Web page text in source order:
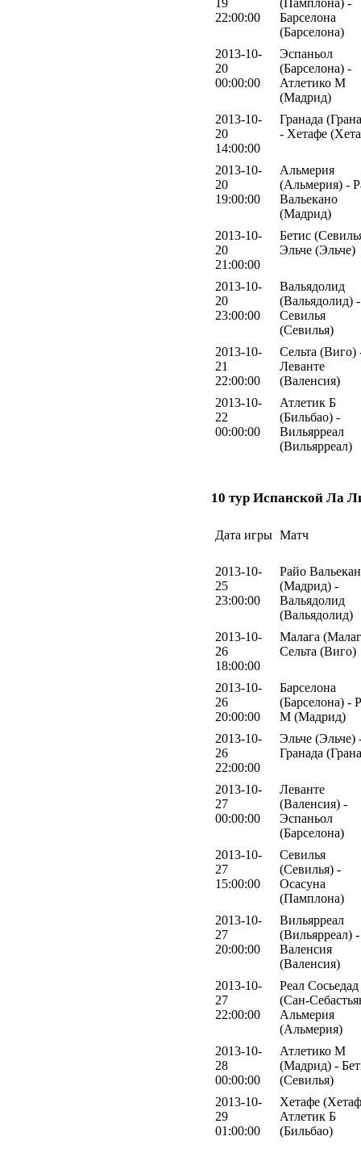
22:00:00
Барселона
(Барселона)
2013-10-
20
00:00:00
Эспаньол
(Барселона) -
Атлетико М
(Мадрид)
2013-10-
20
14:00:00
Гранада
- Хетафе
2013-10-
20
19:00:00
Альмерия
(Альмерия) -
Вальекано
(Мадрид)
2013-10-
20
21:00:00
Бетис
Эльче (Эльче)
2013-10-
20
23:00:00
Вальядолид
(Вальядолид) -
Севилья
(Севилья)
2013-10-
21
22:00:00
Сельта (Виго)
Леванте
(Валенсия)
2013-10-
22
00:00:00
Атлетик Б
(Бильбао) -
Вильярреал
(Вильярреал)
10 тур Испанской Ла
Дата игры Матч
2013-10-
25
23:00:00
Райо
(Мадрид) -
Вальядолид
(Вальядолид)
2013-10-
26
18:00:00
Малага
Сельта (Виго)
2013-10-
26
20:00:00
Барселона
(Барселона) -
М (Мадрид)
2013-10-
26
22:00:00
Эльче (Эльче)
Гранада
2013-10-
27
00:00:00
Леванте
(Валенсия) -
Эспаньол
(Барселона)
2013-10-
27
15:00:00
Севилья
(Севилья) -
Осасуна
(Памплона)
2013-10-
27
20:00:00
Вильярреал
(Вильярреал) -
Валенсия
(Валенсия)
2013-10-
27
22:00:00
Реал Сосьедад
(Сан-
Альмерия
(Альмерия)
2013-10-
28
00:00:00
Атлетико М
(Мадрид) -
(Севилья)
2013-10-
29
01:00:00
Хетафе
Атлетик Б
(Бильбао)